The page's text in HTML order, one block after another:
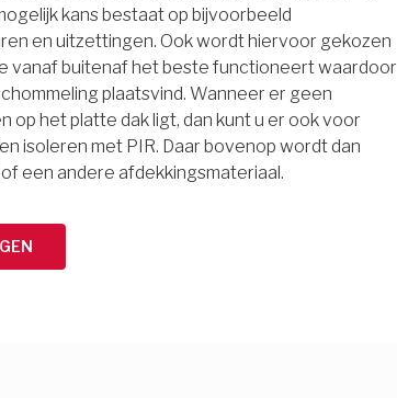
kans bestaat op bijvoorbeeld
en uitzettingen. Ook wordt hiervoor gekozen
vanaf buitenaf het beste functioneert waardoor
plaatsvind. Wanneer er geen
op het platte dak ligt, dan kunt u er ook voor
isoleren met PIR. Daar bovenop wordt dan
een andere afdekkingsmateriaal.